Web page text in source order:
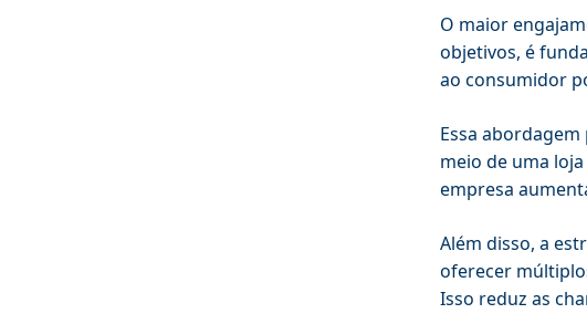
O maior
objetivos, é
ao consumidor
Essa
meio de uma
empresa
Além disso, a
oferecer
Isso reduz as